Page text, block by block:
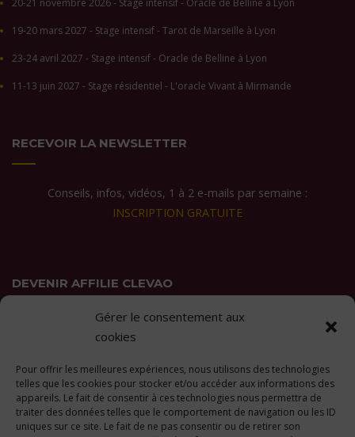
Gérer le consentement aux
cookies
Pour offrir les meilleures expériences, nous utilisons des technologies
telles que les cookies pour stocker et/ou accéder aux informations des
appareils. Le fait de consentir à ces technologies nous permettra de
traiter des données telles que le comportement de navigation ou les ID
uniques sur ce site. Le fait de ne pas consentir ou de retirer son
19-20 mars 2027 - Stage intensif - Tarot de Marseille à Lyon
23-24 avril 2027 - Stage intensif - Oracle de Belline à Lyon
11-13 juin 2027 - Stage résidentiel - L'oracle Vivant à Mirmande
RECEVOIR LA NEWSLETTER
Conseils, infos, vidéos, 1 à 2 e-mails par semaine :
INSCRIPTION GRATUITE
DEVENIR AFFILIE CLEVAO
En savoir plus ici